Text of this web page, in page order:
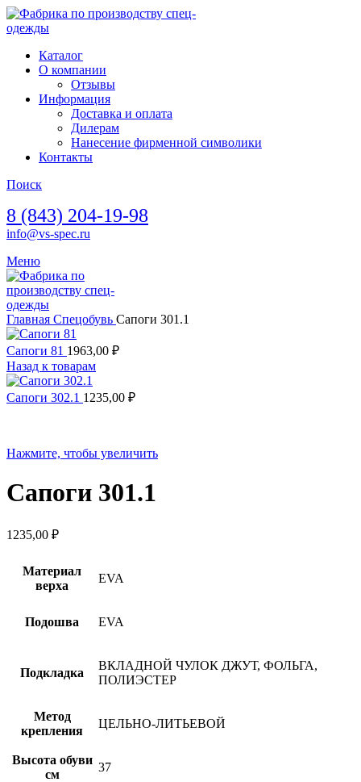
Каталог
О компании
Отзывы
Информация
Доставка и оплата
Дилерам
Нанесение фирменной символики
Контакты
Поиск
8 (843) 204-19-98
info@vs-spec.ru
Меню
Главная Спецобувь Сапоги 301.1
Сапоги 81 1963,00 ₽
Назад к товарам
Сапоги 302.1 1235,00 ₽
Нажмите, чтобы увеличить
Сапоги 301.1
1235,00 ₽
Материал
верха
EVA
Подошва EVA
Подкладка
ВКЛАДНОЙ ЧУЛОК ДЖУТ, ФОЛЬГА,
ПОЛИЭСТЕР
Метод
крепления
ЦЕЛЬНО-ЛИТЬЕВОЙ
Высота обуви
см
37